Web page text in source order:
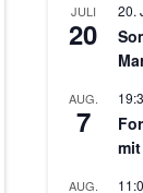
JULI
20
20.
AUG.
7
AUG.